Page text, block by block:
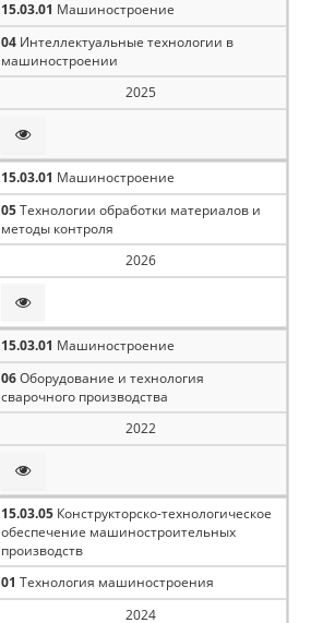
15.03.01 Машиностроение
04 Интеллектуальные технологии в
машиностроении
2025
15.03.01 Машиностроение
05Технологии обработки материалов и
методы контроля
2026
15.03.01 Машиностроение
06Оборудование и технология
сварочного производства
2022
15.03.05 Конструкторско-технологическое
обеспечение машиностроительных
производств
01 Технология машиностроения
2024